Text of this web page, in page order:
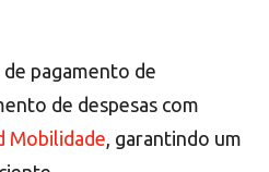
pagamento de
de despesas com
Mobilidade , garantindo um